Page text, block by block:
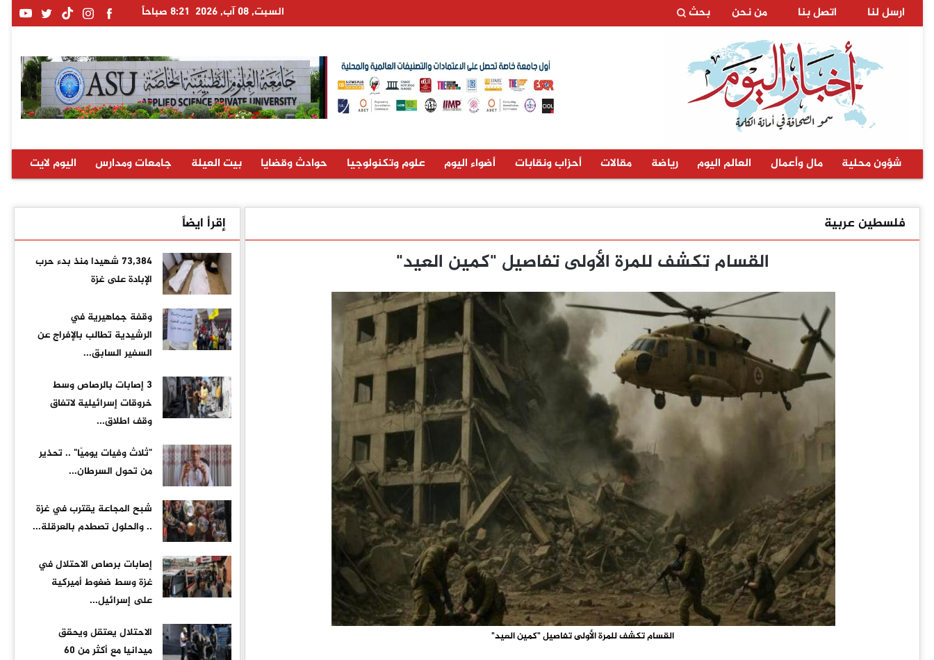
ارسل لنا اتصل بنا من نحن بحث السبت, 08 آب, 2026 8:21 صباحاً
شؤون محلية مال وأعمال العالم اليوم رياضة مقالات أحزاب ونقابات أضواء اليوم علوم وتكنولوجيا حوادث وقضايا بيت العيلة جامعات ومدارس اليوم لايت
فلسطين عربية
القسام تكشف للمرة الأولى تفاصيل "كمين العيد"
القسام تكشف للمرة الأولى تفاصيل "كمين العيد"
إقرأ ايضاً
73,384 شهيدا منذ بدء حرب
الإبادة على غزة
وقفة جماهيرية في
الرشيدية تطالب بالإفراج عن
السفير السابق...
3 إصابات بالرصاص وسط
خروقات إسرائيلية لاتفاق
وقف اطلاق...
"ثلاث وفيات يوميًا" .. تحذير
من تحول السرطان...
شبح المجاعة يقترب في غزة
.. والحلول تصطدم بالعرقلة...
إصابات برصاص الاحتلال في
غزة وسط ضغوط أميركية
على إسرائيل...
الاحتلال يعتقل ويحقق
ميدانيا مع أكثر من 60